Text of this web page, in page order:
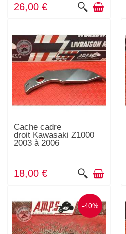
26,00 €
Cache cadre
droit Kawasaki Z1000
2003 à 2006
18,00 €
-40%